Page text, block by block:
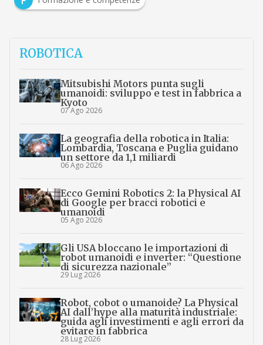
ROBOTICA
Mitsubishi Motors punta sugli
umanoidi: sviluppo e test in fabbrica a
Kyoto
07 Ago 2026
La geografia della robotica in Italia:
Lombardia, Toscana e Puglia guidano
un settore da 1,1 miliardi
06 Ago 2026
Ecco Gemini Robotics 2: la Physical AI
di Google per bracci robotici e
umanoidi
05 Ago 2026
Gli USA bloccano le importazioni di
robot umanoidi e inverter: “Questione
di sicurezza nazionale”
29 Lug 2026
Robot, cobot o umanoide? La Physical
AI dall’hype alla maturità industriale:
guida agli investimenti e agli errori da
evitare in fabbrica
28 Lug 2026